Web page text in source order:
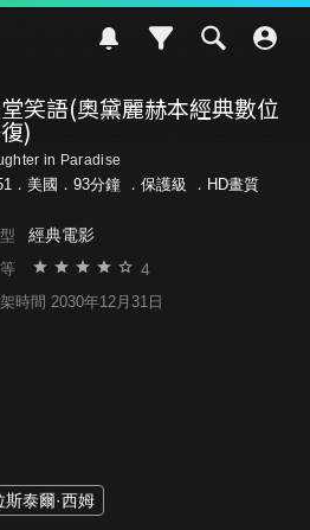
笑語(奧黛麗赫本經典數位
)
in Paradise
．美國．93分鐘 ． 保護級 ．HD畫質
經典電影
4
時間 2030年12月31日
斯泰爾·西姆